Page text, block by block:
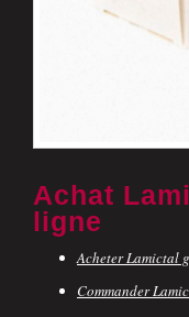
Achat
ligne
Acheter Lamictal
Commander